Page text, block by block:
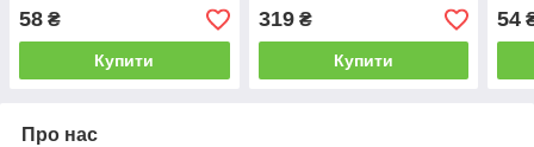
58 ₴
Купити
319₴
Купити
54
Про нас